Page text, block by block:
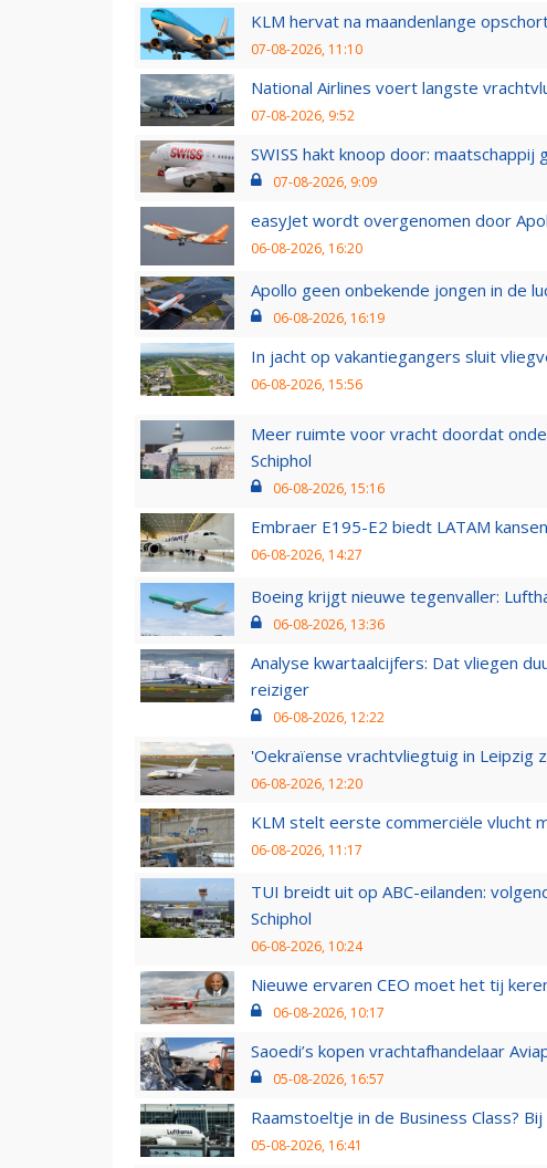
KLM hervat na maandenlange
07-08-2026, 11:10
National Airlines voert langste
07-08-2026, 9:52
SWISS hakt knoop door:
07-08-2026, 9:09
easyJet wordt overgenomen door
06-08-2026, 16:20
Apollo geen onbekende jongen in de
06-08-2026, 16:19
In jacht op vakantiegangers sluit
06-08-2026, 15:56
Meer ruimte voor vracht doordat
Schiphol
06-08-2026, 15:16
Embraer E195-E2 biedt LATAM
06-08-2026, 14:27
Boeing krijgt nieuwe tegenvaller:
06-08-2026, 13:36
Analyse kwartaalcijfers: Dat vliegen
reiziger
06-08-2026, 12:22
'Oekraïense vrachtvliegtuig in Leipzig
06-08-2026, 12:20
KLM stelt eerste commerciële vlucht
06-08-2026, 11:17
TUI breidt uit op ABC-eilanden:
Schiphol
06-08-2026, 10:24
Nieuwe ervaren CEO moet het tij
06-08-2026, 10:17
Saoedi’s kopen vrachtafhandelaar
05-08-2026, 16:57
Raamstoeltje in de Business Class?
05-08-2026, 16:41